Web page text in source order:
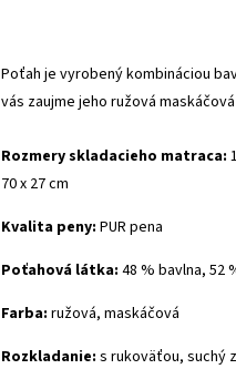
Poťah je vyrobený kombináciou
vás zaujme jeho ružová
Rozmery skladacieho matraca:
70 x 27 cm
Kvalita peny: PUR pena
Poťahová látka: 48 % bavlna, 52
Farba: ružová, maskáčová
Rozkladanie: s rukoväťou, suchý